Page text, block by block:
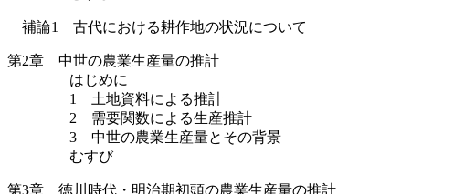
補論1 古代における耕作地の状況について
第2章 中世の農業生産量の推計
はじめに
1 土地資料による推計
2 需要関数による生産推計
3 中世の農業生産量とその背景
むすび
第3章 徳川時代・明治期初頭の農業生産量の推計